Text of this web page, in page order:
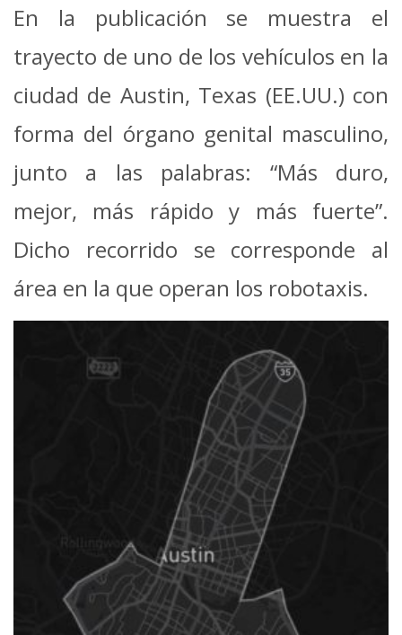
En la publicación se muestra el
trayecto de uno de los vehículos en la
ciudad de Austin, Texas (EE.UU.) con
forma del órgano genital masculino,
junto a las palabras: “Más duro,
mejor, más rápido y más fuerte”.
Dicho recorrido se corresponde al
área en la que operan los robotaxis.